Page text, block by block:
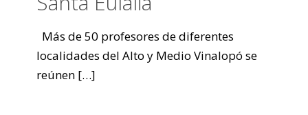
Más de 50 profesores de diferentes
localidades del Alto y Medio Vinalopó se
reúnen […]